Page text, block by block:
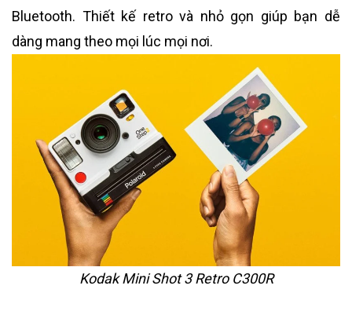
Bluetooth. Thiết kế retro và nhỏ gọn giúp bạn dễ
dàng mang theo mọi lúc mọi nơi.
Kodak Mini Shot 3 Retro C300R